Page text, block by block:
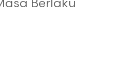
Berlaku